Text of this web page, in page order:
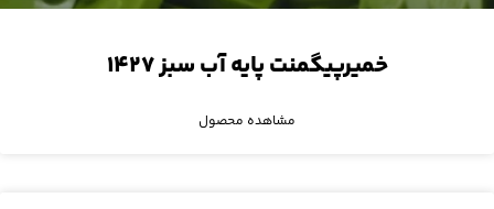
خمیرپیگمنت پایه آب سبز ۱۴۲۷
مشاهده محصول